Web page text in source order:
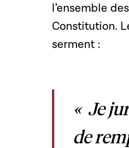
l’ensemble
Constitution.
serment :
« Je
de